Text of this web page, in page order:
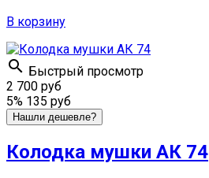
В корзину
 Быстрый просмотр
2 700 руб
5% 135 руб
Нашли дешевле?
Колодка мушки АК 74